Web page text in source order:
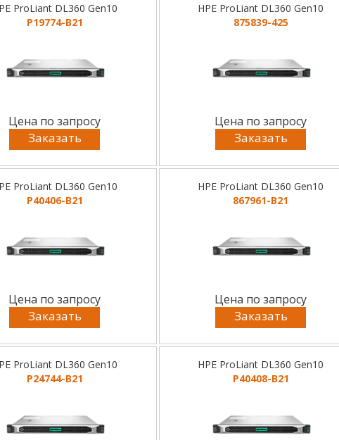
ProLiant DL360 Gen10
P19774-B21
Цена по запросу
Заказать
HPE ProLiant DL360 Gen10
875839-425
Цена по запросу
Заказать
ProLiant DL360 Gen10
P40406-B21
Цена по запросу
Заказать
HPE ProLiant DL360 Gen10
867961-B21
Цена по запросу
Заказать
ProLiant DL360 Gen10
P24744-B21
HPE ProLiant DL360 Gen10
P40408-B21